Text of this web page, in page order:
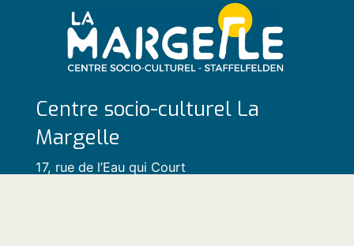
Centre socio-culturel La
Margelle
17, rue de l’Eau qui Court